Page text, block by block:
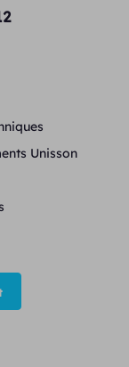
Unisson